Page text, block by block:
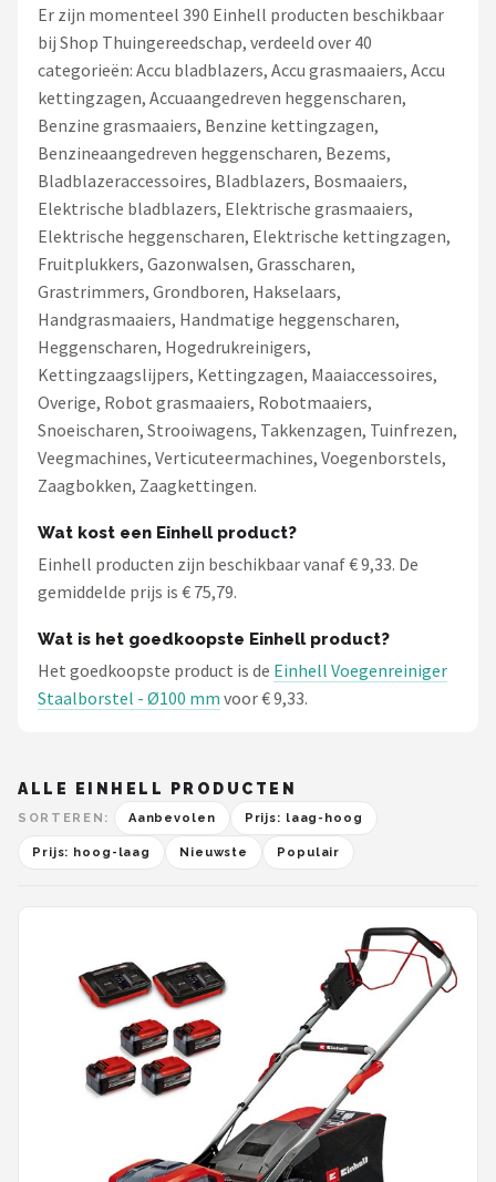
Er zijn momenteel 390 Einhell producten beschikbaar
bij Shop Thuingereedschap, verdeeld over 40
categorieën: Accu bladblazers, Accu grasmaaiers, Accu
kettingzagen, Accuaangedreven heggenscharen,
Benzine grasmaaiers, Benzine kettingzagen,
Benzineaangedreven heggenscharen, Bezems,
Bladblazeraccessoires, Bladblazers, Bosmaaiers,
Elektrische bladblazers, Elektrische grasmaaiers,
Elektrische heggenscharen, Elektrische kettingzagen,
Fruitplukkers, Gazonwalsen, Grasscharen,
Grastrimmers, Grondboren, Hakselaars,
Handgrasmaaiers, Handmatige heggenscharen,
Heggenscharen, Hogedrukreinigers,
Kettingzaagslijpers, Kettingzagen, Maaiaccessoires,
Overige, Robot grasmaaiers, Robotmaaiers,
Snoeischaren, Strooiwagens, Takkenzagen, Tuinfrezen,
Veegmachines, Verticuteermachines, Voegenborstels,
Zaagbokken, Zaagkettingen.
Wat kost een Einhell product?
Einhell producten zijn beschikbaar vanaf € 9,33. De
gemiddelde prijs is € 75,79.
Wat is het goedkoopste Einhell product?
Het goedkoopste product is de Einhell Voegenreiniger
Staalborstel - Ø100 mm voor € 9,33.
ALLE EINHELL PRODUCTEN
SORTEREN: Aanbevolen Prijs: laag-hoog
Prijs: hoog-laag Nieuwste Populair